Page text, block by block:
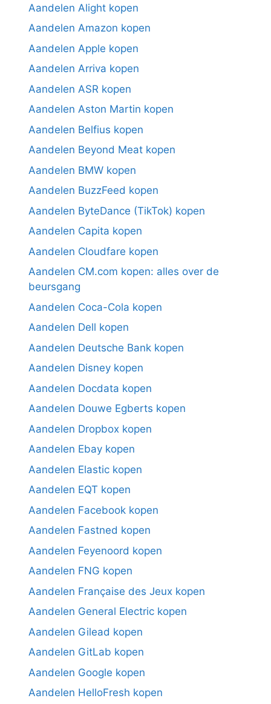
Aandelen Alight kopen
Aandelen Amazon kopen
Aandelen Apple kopen
Aandelen Arriva kopen
Aandelen ASR kopen
Aandelen Aston Martin kopen
Aandelen Belfius kopen
Aandelen Beyond Meat kopen
Aandelen BMW kopen
Aandelen BuzzFeed kopen
Aandelen ByteDance (TikTok) kopen
Aandelen Capita kopen
Aandelen Cloudfare kopen
Aandelen CM.com kopen: alles over de
beursgang
Aandelen Coca-Cola kopen
Aandelen Dell kopen
Aandelen Deutsche Bank kopen
Aandelen Disney kopen
Aandelen Docdata kopen
Aandelen Douwe Egberts kopen
Aandelen Dropbox kopen
Aandelen Ebay kopen
Aandelen Elastic kopen
Aandelen EQT kopen
Aandelen Facebook kopen
Aandelen Fastned kopen
Aandelen Feyenoord kopen
Aandelen FNG kopen
Aandelen Française des Jeux kopen
Aandelen General Electric kopen
Aandelen Gilead kopen
Aandelen GitLab kopen
Aandelen Google kopen
Aandelen HelloFresh kopen